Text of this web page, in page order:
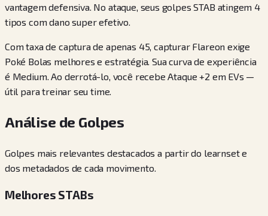
vantagem defensiva. No ataque, seus golpes STAB atingem 4
tipos com dano super efetivo.
Com taxa de captura de apenas 45, capturar Flareon exige
Poké Bolas melhores e estratégia. Sua curva de experiência
é Medium. Ao derrotá-lo, você recebe Ataque +2 em EVs —
útil para treinar seu time.
Análise de Golpes
Golpes mais relevantes destacados a partir do learnset e
dos metadados de cada movimento.
Melhores STABs